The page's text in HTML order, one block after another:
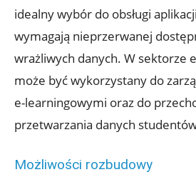
idealny wybór do obsługi
wymagają nieprzerwanej
wrażliwych danych. W sektorze
może być wykorzystany do
e-learningowymi oraz do
przetwarzania danych
Możliwości rozbudowy